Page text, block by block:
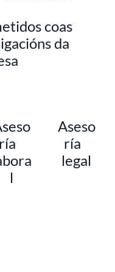
coas
da
ría
l
Aseso
ría
legal